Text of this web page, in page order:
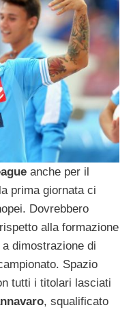
anche per il
prima giornata ci
Dovrebbero
alla formazione
a dimostrazione di
Spazio
tutti i titolari lasciati
, squalificato